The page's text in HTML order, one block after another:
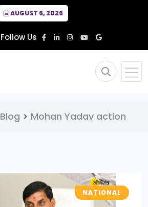
AUGUST 6, 2026
Follow Us
Blog > Mohan Yadav action
NATIONAL